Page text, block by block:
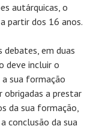
autárquicas, o
partir dos 16 anos.
debates, em duas
deve incluir o
sua formação
obrigadas a prestar
da sua formação,
conclusão da sua